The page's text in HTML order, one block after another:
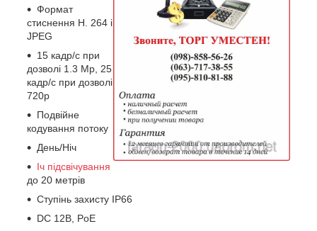
Формат
стиснення H. 264 і
JPEG
15 кадр/с при
дозволі 1.3 Mp, 25
кадр/с при дозволі
720p
Подвійне
кодування потоку
День/Ніч
Іч підсвічування
до 20 метрів
Ступінь захисту IP66
DC 12В, PoE